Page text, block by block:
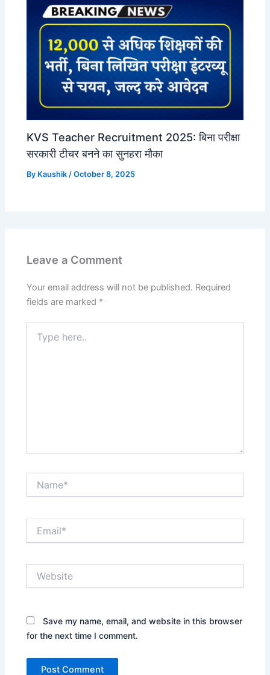
KVS Teacher Recruitment 2025: बिना परीक्षा
सरकारी टीचर बनने का सुनहरा मौका
By Kaushik /October 8, 2025
Leave a Comment
Your email address will not be published. Required
fields are marked *
here..
Save my name, email, and website in this browser
for the next time I comment.